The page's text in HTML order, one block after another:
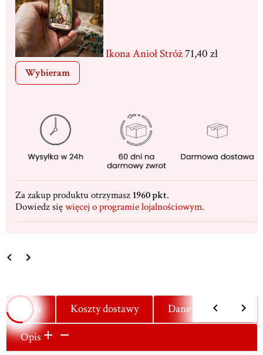
Ikona Anioł Stróż71,40 zł
Wybieram
Za zakup produktu otrzymasz 1960 pkt.
Dowiedz sięwięcej o programie lojalnościowym.
Opis Koszty dostawy
Dane techniczne
Opis